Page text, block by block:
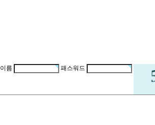
이름 패스워드